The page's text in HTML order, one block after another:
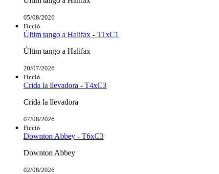
05/08/2026
Ficció
Últim tango a Halifax - T1xC1
Últim tango a Halifax
20/07/2026
Ficció
Crida la llevadora - T4xC3
Crida la llevadora
07/08/2026
Ficció
Downton Abbey - T6xC3
Downton Abbey
02/08/2026